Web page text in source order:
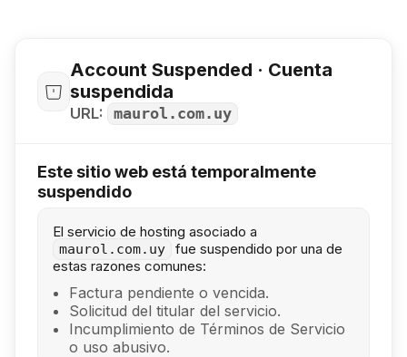
Account Suspended · Cuenta
suspendida
URL: maurol.com.uy
Este sitio web está temporalmente
suspendido
El servicio de hosting asociado a
maurol.com.uy
fue suspendido por una de
estas razones comunes:
Factura pendiente o vencida.
Solicitud del titular del servicio.
Incumplimiento de Términos de Servicio
o uso abusivo.